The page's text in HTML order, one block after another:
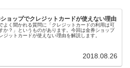
ョップでクレジットカードが使えない理由
よく聞かれる質問に「クレジットカードの利用は可
か？」というものがあります。今回は金券ショップ
ジットカードが使えない理由を解説します。
2018.08.26